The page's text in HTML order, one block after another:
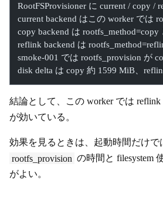
RootFSProvisioner に current / copy /
current backend はこの worker では
copy backend は
reflink backend は
smoke-001 では rootfs_provision が
disk delta は copy 約 1599 MiB、
結論として、この worker では reflink
が効いている。
効果を見るときは、起動時間だけで
rootfs_provision の時間と filesystem
がよい。